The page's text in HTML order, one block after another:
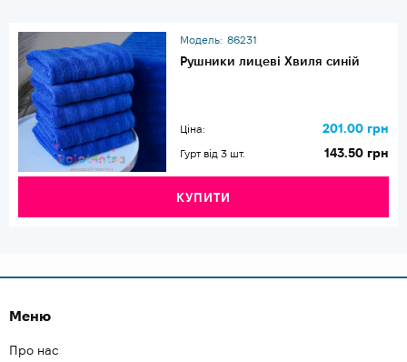
Модель: 86231
Рушники лицеві Хвиля синій
Ціна: 201.00 грн
Гурт від 3 шт. 143.50 грн
КУПИТИ
Меню
Про нас